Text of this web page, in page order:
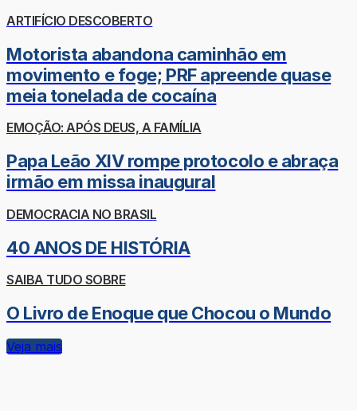
ARTIFÍCIO DESCOBERTO
Motorista abandona caminhão em
movimento e foge; PRF apreende quase
meia tonelada de cocaína
EMOÇÃO: APÓS DEUS, A FAMÍLIA
Papa Leão XIV rompe protocolo e abraça
irmão em missa inaugural
DEMOCRACIA NO BRASIL
40 ANOS DE HISTÓRIA
SAIBA TUDO SOBRE
O Livro de Enoque que Chocou o Mundo
Veja mais